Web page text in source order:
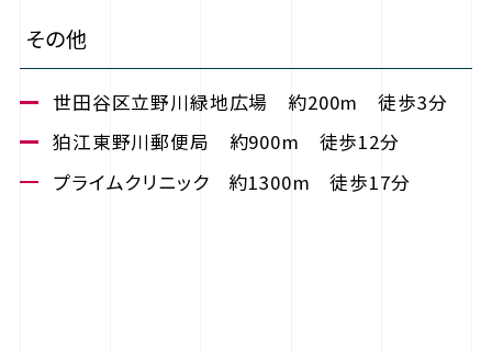
その他
世田谷区立野川緑地広場 約200m 徒歩3分
狛江東野川郵便局 約900m 徒歩12分
プライムクリニック 約1300m 徒歩17分